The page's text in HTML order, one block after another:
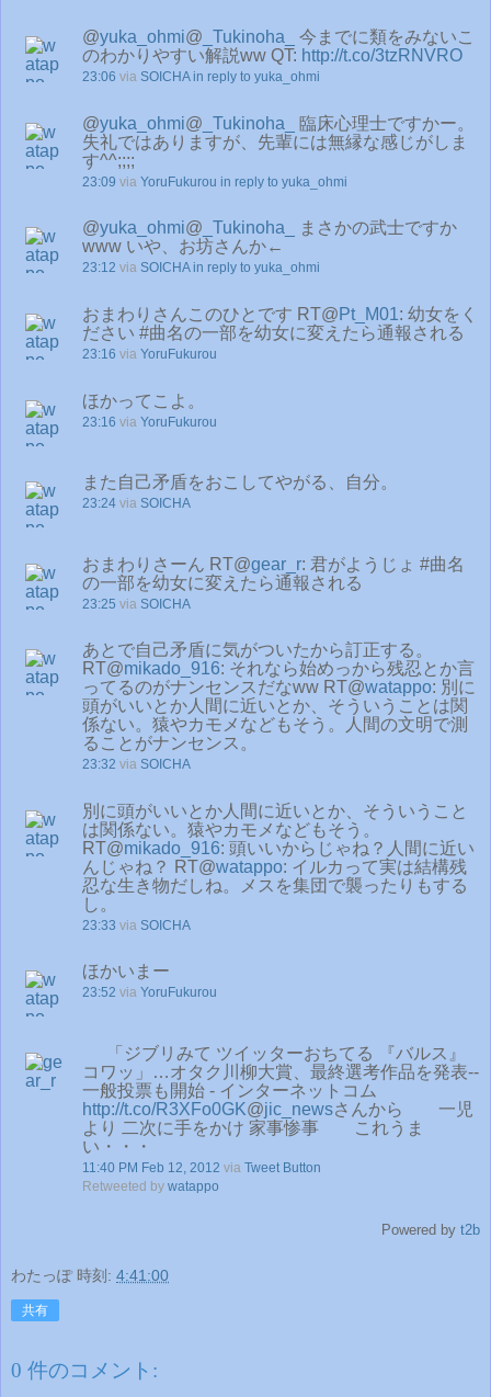
@yuka_ohmi@ _Tukinoha_
今までに類をみないこ
のわかりやすい解説ww QT: http://t.co/3tzRNVRO
23:06 via SOICHA in reply to yuka_ohmi
@yuka_ohmi@ _Tukinoha_
臨床心理士ですかー。
失礼ではありますが、先輩には無縁な感じがしま
す^^;;;;
23:09 via YoruFukurou in reply to yuka_ohmi
@yuka_ohmi@ _Tukinoha_
まさかの武士ですか
www いや、お坊さんか←
23:12 via SOICHA in reply to yuka_ohmi
おまわりさんこのひとです RT@ Pt_M01: 幼女をく
ださい #曲名の一部を幼女に変えたら通報される
23:16 via YoruFukurou
ほかってこよ。
23:16 via YoruFukurou
また自己矛盾をおこしてやがる、自分。
23:24 via SOICHA
おまわりさーん RT@gear_r: 君がようじょ #曲名
の一部を幼女に変えたら通報される
23:25 via SOICHA
あとで自己矛盾に気がついたから訂正する。
RT@mikado_916: それなら始めっから残忍とか言
ってるのがナンセンスだなww RT@watappo: 別に
頭がいいとか人間に近いとか、そういうことは関
係ない。猿やカモメなどもそう。人間の文明で測
ることがナンセンス。
23:32 via SOICHA
別に頭がいいとか人間に近いとか、そういうこと
は関係ない。猿やカモメなどもそう。
RT@mikado_916: 頭いいからじゃね？人間に近い
んじゃね？ RT@watappo: イルカって実は結構残
忍な生き物だしね。メスを集団で襲ったりもする
し。
23:33 via SOICHA
ほかいまー
23:52 via YoruFukurou
「ジブリみて ツイッターおちてる 『バルス』
コワッ」…オタク川柳大賞、最終選考作品を発表--
一般投票も開始 - インターネットコム
http://t.co/R3XFo0GK@jic_newsさんから 一児
より 二次に手をかけ 家事惨事 これうま
い・・・
11:40 PM Feb 12, 2012 via Tweet Button
Retweeted by watappo
Powered by t2b
わたっぽ 時刻: 4:41:00
共有
0 件のコメント: